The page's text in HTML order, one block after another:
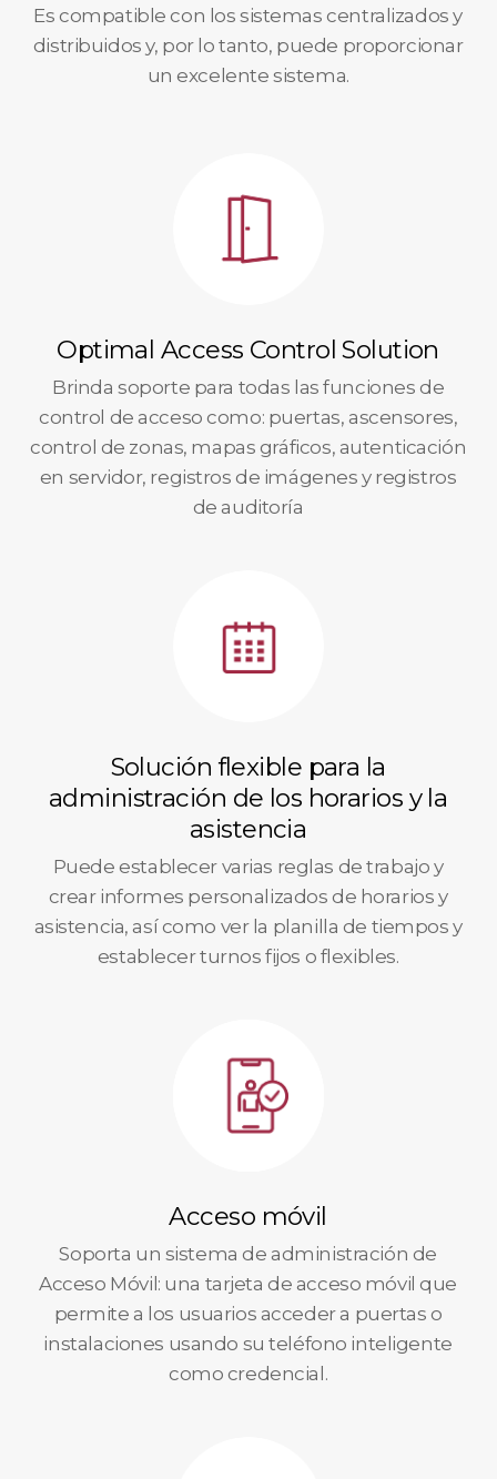
Es compatible con los sistemas centralizados y
distribuidos y, por lo tanto, puede proporcionar
un excelente sistema.
Optimal Access Control Solution
Brinda soporte para todas las funciones de
control de acceso como: puertas, ascensores,
control de zonas, mapas gráficos, autenticación
en servidor, registros de imágenes y registros
de auditoría
Solución flexible para la
administración de los horarios y la
asistencia
Puede establecer varias reglas de trabajo y
crear informes personalizados de horarios y
asistencia, así como ver la planilla de tiempos y
establecer turnos fijos o flexibles.
Acceso móvil
Soporta un sistema de administración de
Acceso Móvil: una tarjeta de acceso móvil que
permite a los usuarios acceder a puertas o
instalaciones usando su teléfono inteligente
como credencial.